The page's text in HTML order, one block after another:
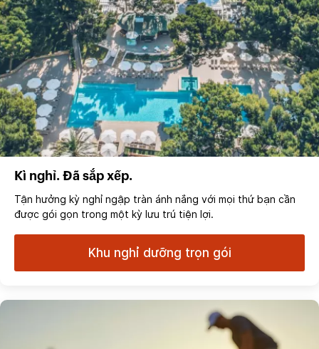
Kì nghỉ. Đã sắp xếp.
Tận hưởng kỳ nghỉ ngập tràn ánh nắng với mọi thứ bạn cần
được gói gọn trong một kỳ lưu trú tiện lợi.
Khu nghỉ dưỡng trọn gói